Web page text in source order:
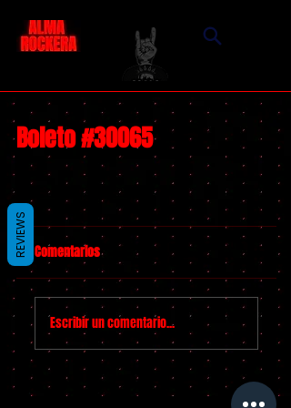
Boleto #30065
Comentarios
Escribir un comentario...
REVIEWS